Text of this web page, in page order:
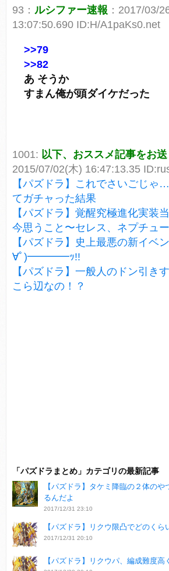
93： ルシファー速報 ：2017/03/
13:07:50.690 ID:H/A1paKs0.net
>>79
>>82
あ そうか
すまん俺が頭ダイケだった
1001: 以下、おススメ記事をお
2015/07/02(木) 16:47:13.35
【パズドラ】これでさいごじゃ
てガチャった結果
【パズドラ】覚醒究極進化実装
今思うこと〜セレス、ネプチュ
【パズドラ】史上最悪の新イ
∀ﾟ)━━━━ｯ!!
【パズドラ】一般人のドン引き
こら辺なの！？
「パズドラまとめ」カテゴリの最新記事
【パズドラ】タケミ降臨の２体の
るんだよ
2017/12/31 23:10
【パズドラ】リクウ限凸でどのくら
2017/12/31 20:10
【パズドラ】リクウパ、編成難度高